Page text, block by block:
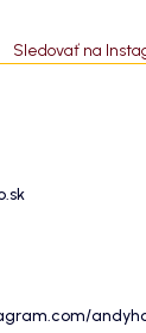
Sledovať na